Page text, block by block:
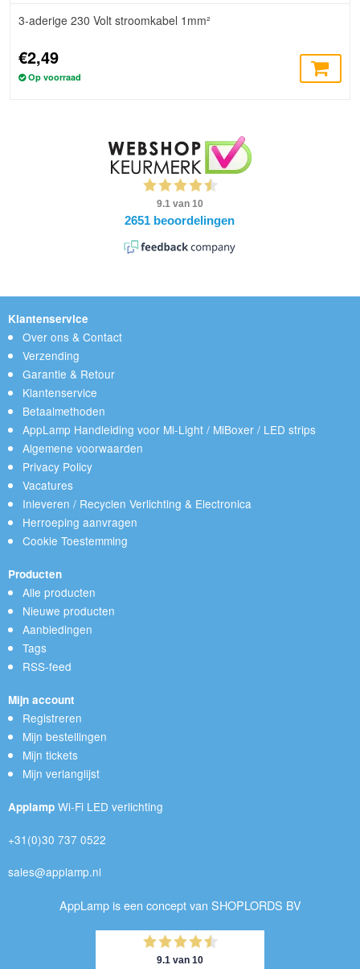
3-aderige 230 Volt stroomkabel 1mm²
€2,49
Op voorraad
Klantenservice
Over ons & Contact
Verzending
Garantie & Retour
Klantenservice
Betaalmethoden
AppLamp Handleiding voor Mi-Light / MiBoxer / LED strips
Algemene voorwaarden
Privacy Policy
Vacatures
Inleveren / Recyclen Verlichting & Electronica
Herroeping aanvragen
Cookie Toestemming
Producten
Alle producten
Nieuwe producten
Aanbiedingen
Tags
RSS-feed
Mijn account
Registreren
Mijn bestellingen
Mijn tickets
Mijn verlanglijst
Applamp Wi-Fi LED verlichting
+31(0)30 737 0522
sales@applamp.nl
AppLamp is een concept van SHOPLORDS BV